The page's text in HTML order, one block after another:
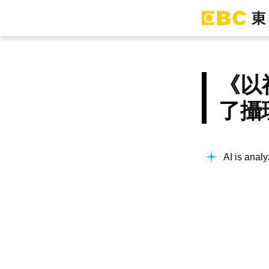
《
了攝
AI is